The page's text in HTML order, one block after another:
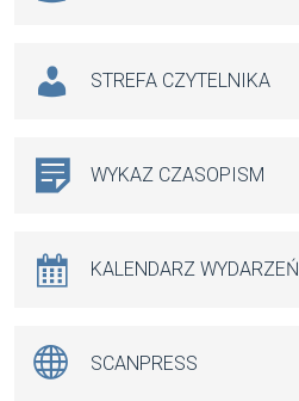
STREFA CZYTELNIKA
WYKAZ CZASOPISM
KALENDARZ WYDARZEŃ
SCANPRESS